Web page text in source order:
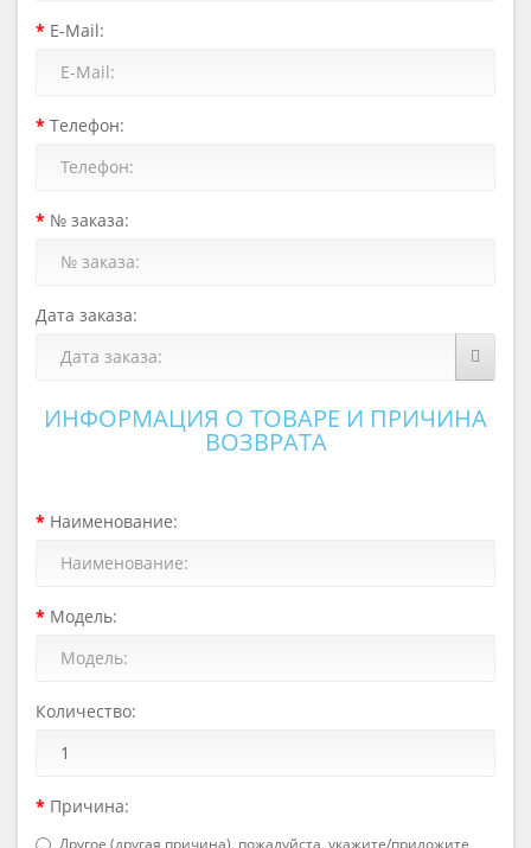
E-Mail:
Телефон:
№ заказа:
Дата заказа:
ИНФОРМАЦИЯ О ТОВАРЕ И ПРИЧИНА
ВОЗВРАТА
Наименование:
Модель:
Количество:
Причина:
Другое (другая причина), пожалуйста, укажите/приложите